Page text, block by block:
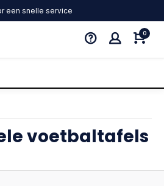
een snelle service
0
voetbaltafels